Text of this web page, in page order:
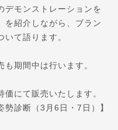
モンストレーションを
を紹介しながら、ブラン
いて語ります。
期間中は行います。
にて販売いたします。
勢診断（3月6日・7日）】